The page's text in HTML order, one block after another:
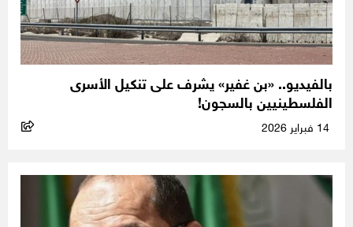
بالفيديو.. «بن غفير» يشرف على تنكيل الأسرى
الفلسطينيين بالسجون!